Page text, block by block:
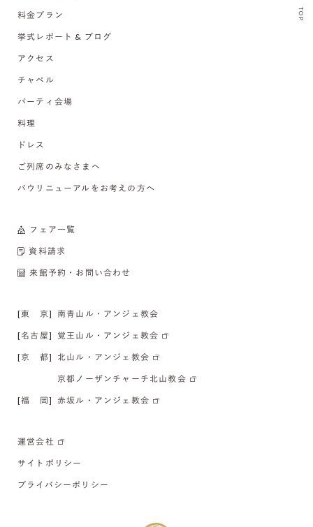
TOP
料金プラン
挙式レポート & ブログ
アクセス
チャペル
パーティ会場
料理
ドレス
ご列席のみなさまへ
バウリニューアルをお考えの方へ
フェア一覧
資料請求
来館予約・お問い合わせ
[東 京] 南青山ル・アンジェ教会
[名古屋] 覚王山ル・アンジェ教会
[京 都] 北山ル・アンジェ教会
京都ノーザンチャーチ北山教会
[福 岡] 赤坂ル・アンジェ教会
運営会社
サイトポリシー
プライバシーポリシー